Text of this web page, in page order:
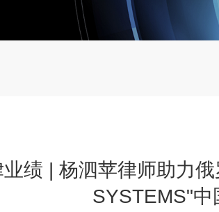
绩 | 杨泗苹律师助力
SYSTEMS"中